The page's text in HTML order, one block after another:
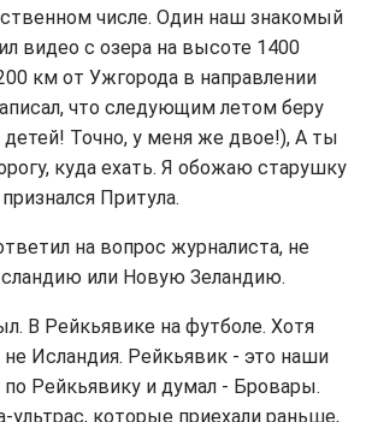
числе. Один наш знакомый
видео с озера на высоте 1400
км от Ужгорода в направлении
что следующим летом беру
Точно, у меня же двое!), А ты
куда ехать. Я обожаю старушку
Притула.
на вопрос журналиста, не
или Новую Зеландию.
В Рейкьявике на футболе. Хотя
Исландия. Рейкьявик - это наши
Рейкьявику и думал - Бровары.
ультрас, которые приехали раньше,